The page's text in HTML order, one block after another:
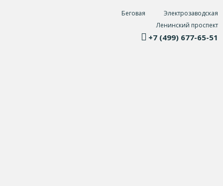
Беговая
Электрозаводская
Ленинский проспект
+7 (499) 677-65-51